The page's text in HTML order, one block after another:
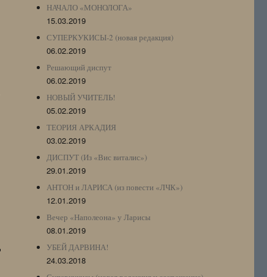
НАЧАЛО «МОНОЛОГА»
15.03.2019
СУПЕРКУКИСЫ-2 (новая редакция)
06.02.2019
Решающий диспут
06.02.2019
НОВЫЙ УЧИТЕЛЬ!
05.02.2019
ТЕОРИЯ АРКАДИЯ
03.02.2019
ДИСПУТ (Из «Вис виталис»)
29.01.2019
АНТОН и ЛАРИСА (из повести «ЛЧК»)
12.01.2019
Вечер «Наполеона» у Ларисы
08.01.2019
УБЕЙ ДАРВИНА!
24.03.2018